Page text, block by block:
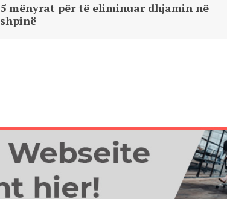
5 mënyrat për të eliminuar dhjamin në
shpinë